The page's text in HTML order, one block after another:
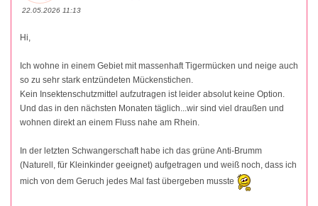
22.05.2026 11:13
Hi,
Ich wohne in einem Gebiet mit massenhaft Tigermücken und neige auch
so zu sehr stark entzündeten Mückenstichen.
Kein Insektenschutzmittel aufzutragen ist leider absolut keine Option.
Und das in den nächsten Monaten täglich...wir sind viel draußen und
wohnen direkt an einem Fluss nahe am Rhein.
In der letzten Schwangerschaft habe ich das grüne Anti-Brumm
(Naturell, für Kleinkinder geeignet) aufgetragen und weiß noch, dass ich
mich von dem Geruch jedes Mal fast übergeben musste